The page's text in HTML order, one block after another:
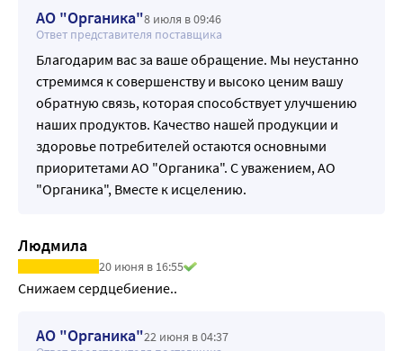
АО "Органика"8 июля в 09:46
Ответ представителя поставщика
Благодарим вас за ваше обращение. Мы неустанно
стремимся к совершенству и высоко ценим вашу
обратную связь, которая способствует улучшению
наших продуктов. Качество нашей продукции и
здоровье потребителей остаются основными
приоритетами АО "Органика". С уважением, АО
"Органика", Вместе к исцелению.
Людмила
20 июня в 16:55
Снижаем сердцебиение..
АО "Органика"22 июня в 04:37